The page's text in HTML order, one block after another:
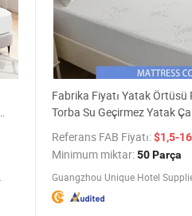
Fabrika Fiyatı Yatak Örtüsü
Torba Su Geçirmez Yatak
Koruyucu
Referans FAB Fiyatı:$1,5-
Minimum miktar:50 Parça
Guangzhou Unique Hotel